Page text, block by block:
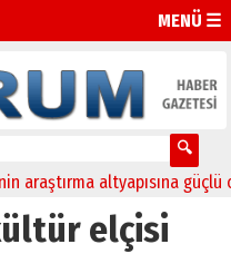
MENÜ ☰
altyapısına güçlü onay
elçisi